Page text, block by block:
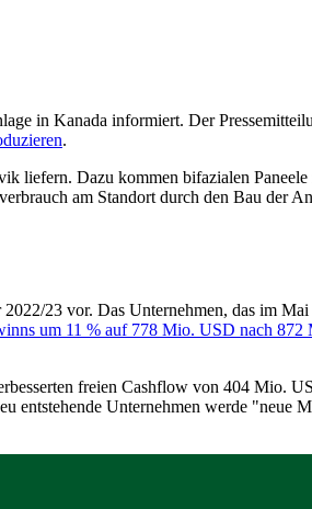
in Kanada informiert. Der
.
liefern. Dazu kommen bifazialen
am Standort durch den Bau der
23 vor. Das Unternehmen, das im
um 11 % auf 778 Mio. USD nach
freien Cashflow von 404 Mio.
entstehende Unternehmen werde "neue